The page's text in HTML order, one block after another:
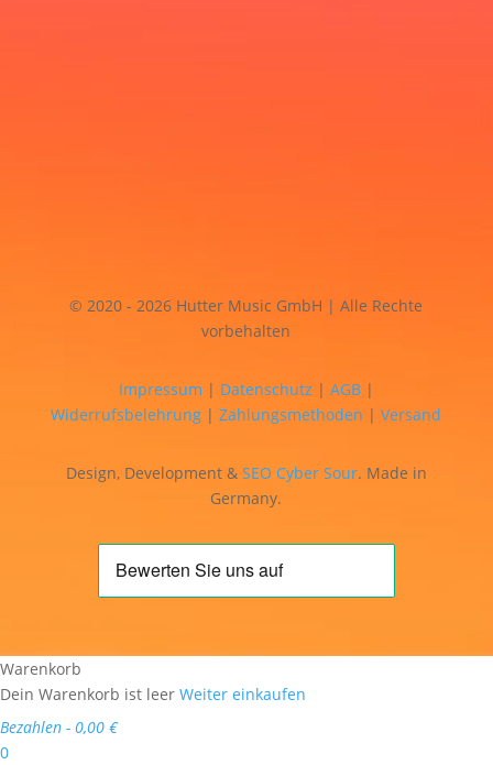
© 2020 - 2026 Hutter Music GmbH | Alle Rechte
vorbehalten
Impressum | Datenschutz | AGB|
Widerrufsbelehrung |Zahlungsmethoden |Versand
Design, Development & SEO Cyber Sour. Made in
Germany.
Warenkorb
Dein Warenkorb ist leer Weiter einkaufen
Bezahlen - 0,00 €
0